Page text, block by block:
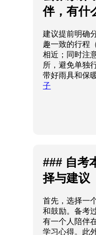
伴，有什
建议提前明确
趣一致的行程
相近；同时注
所，避免单独
带好雨具和保
子
### 自考
择与建议
首先，选择一
和鼓励。备考
有一个人陪伴
学习心得。此